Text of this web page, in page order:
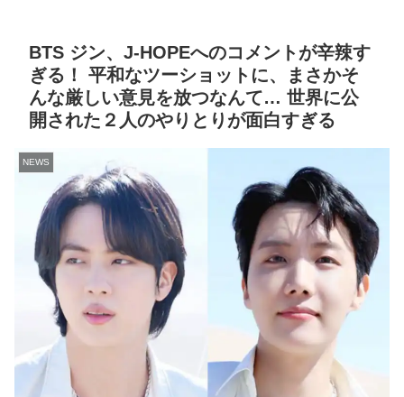
BTS ジン、J-HOPEへのコメントが辛辣す
ぎる！ 平和なツーショットに、まさかそ
んな厳しい意見を放つなんて… 世界に公
開された２人のやりとりが面白すぎる
NEWS